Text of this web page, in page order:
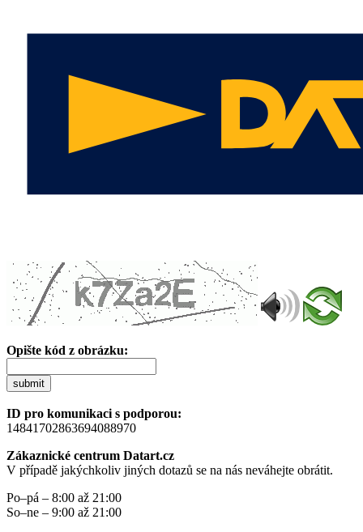
Opište kód z obrázku:
submit
ID pro komunikaci s podporou:
14841702863694088970
Zákaznické centrum Datart.cz
V případě jakýchkoliv jiných dotazů se na nás neváhejte obrátit.
Po–pá – 8:00 až 21:00
So–ne – 9:00 až 21:00